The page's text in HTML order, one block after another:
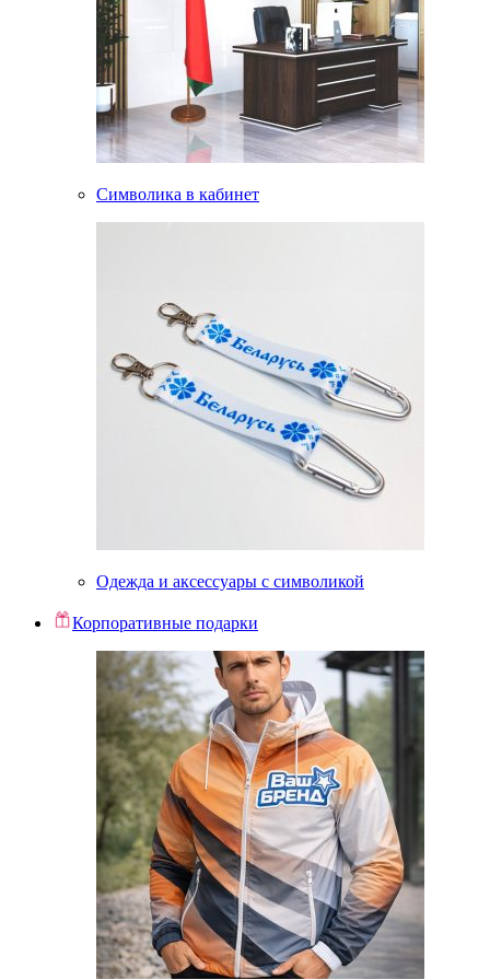
Символика в кабинет
Одежда и аксессуары с символикой
Корпоративные подарки